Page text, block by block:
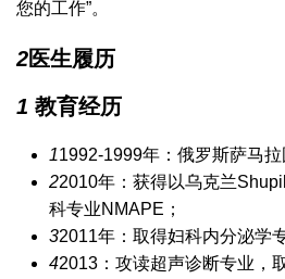
您的工作”。
2医生履历
1 教育经历
11992-1999年：俄罗斯萨马拉
22010年：获得以乌克兰
科专业NMAPE；
32011年：取得妇科内分泌学
42013：攻读超声诊断专业，